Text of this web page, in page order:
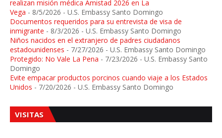
realizan misión médica Amistad 2026 en La
Vega - 8/5/2026 - U.S. Embassy Santo Domingo
Documentos requeridos para su entrevista de visa de
inmigrante - 8/3/2026 - U.S. Embassy Santo Domingo
Niños nacidos en el extranjero de padres ciudadanos
estadounidenses - 7/27/2026 - U.S. Embassy Santo Domingo
Protegido: No Vale La Pena - 7/23/2026 - U.S. Embassy Santo
Domingo
Evite empacar productos porcinos cuando viaje a los Estados
Unidos - 7/20/2026 - U.S. Embassy Santo Domingo
VISITAS